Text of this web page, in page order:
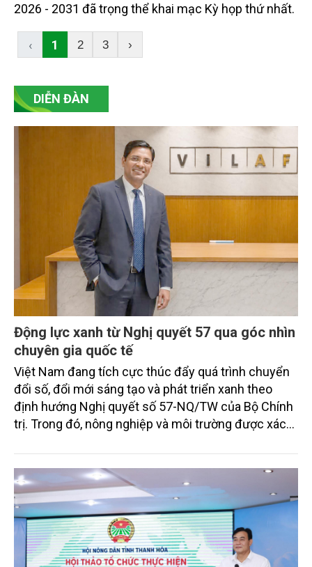
2026 - 2031 đã trọng thể khai mạc Kỳ họp thứ nhất.
‹ 1 2 3 ›
DIỄN ĐÀN
Động lực xanh từ Nghị quyết 57 qua góc nhìn
chuyên gia quốc tế
Việt Nam đang tích cực thúc đẩy quá trình chuyển
đổi số, đổi mới sáng tạo và phát triển xanh theo
định hướng Nghị quyết số 57-NQ/TW của Bộ Chính
trị. Trong đó, nông nghiệp và môi trường được xác
sắc bởi các tiến bộ công nghệ và cam kết bền vững
toàn cầu, đặc biệt là mục tiêu đưa phát thải ròng
bằng 0 (Net-Zero) vào năm 2050.